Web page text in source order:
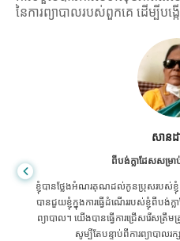
នៃការព្យាបាលរបស់ពួកគេ ដើម្បី
សាន
ពីបង់ក្លាដែសសម្រ
ខ្ញុំបានថ្លែងអំណរគុណដល់កូនប្រុសរបស់ខ្
បានជួយខ្ញុំក្នុងការធ្វើដំណើររបស់ខ្ញុំពីបង់
ព្យាបាល។ យើងបានធ្វើការជ្រើសរើសត្រឹ
សូម្បីតែបន្ទាប់ពីការព្យាបាល